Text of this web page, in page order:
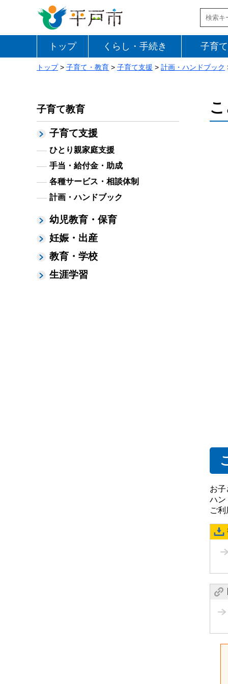
トップ くらし・手続き 子育
トップ> 子育て・教育 > 子育て支援 > 計画・ハンドブック
子育て教育
子育て支援
ひとり親家庭支援
手当・給付金・助成
各種サービス・相談体制
計画・ハンドブック
幼児教育・保育
妊娠・出産
教育・学校
生涯学習
お
ハン
ご